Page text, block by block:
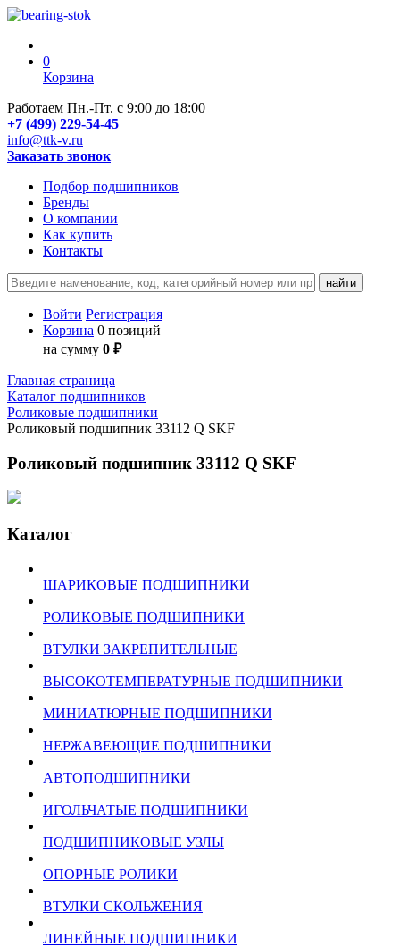
0
Корзина
Работаем Пн.-Пт. с 9:00 до 18:00
+7 (499) 229-54-45
info@ttk-v.ru
Заказать звонок
Подбор подшипников
Бренды
О компании
Как купить
Контакты
Войти Регистрация
Корзина 0 позиций
на сумму 0 ₽
Главная страница
Каталог подшипников
Роликовые подшипники
Роликовый подшипник 33112 Q SKF
Роликовый подшипник 33112 Q SKF
Каталог
ШАРИКОВЫЕ ПОДШИПНИКИ
РОЛИКОВЫЕ ПОДШИПНИКИ
ВТУЛКИ ЗАКРЕПИТЕЛЬНЫЕ
ВЫСОКОТЕМПЕРАТУРНЫЕ ПОДШИПНИКИ
МИНИАТЮРНЫЕ ПОДШИПНИКИ
НЕРЖАВЕЮЩИЕ ПОДШИПНИКИ
АВТОПОДШИПНИКИ
ИГОЛЬЧАТЫЕ ПОДШИПНИКИ
ПОДШИПНИКОВЫЕ УЗЛЫ
ОПОРНЫЕ РОЛИКИ
ВТУЛКИ СКОЛЬЖЕНИЯ
ЛИНЕЙНЫЕ ПОДШИПНИКИ